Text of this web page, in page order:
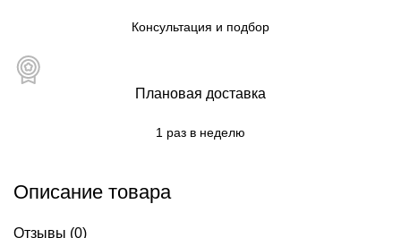
Консультация и подбор
Плановая доставка
1 раз в неделю
Описание товара
Отзывы (0)